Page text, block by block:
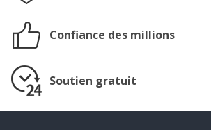
Confiance des millions
Soutien gratuit